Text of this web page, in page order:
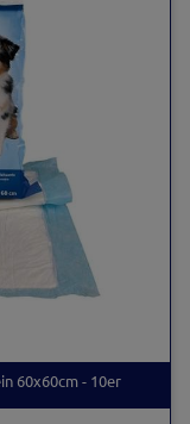
60x60cm - 10er